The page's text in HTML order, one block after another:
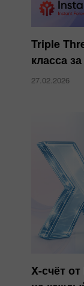
Triple
класса
27.02.2026
X-счёт